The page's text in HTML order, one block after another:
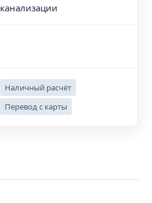
канализации
Наличный расчёт
Перевод с карты